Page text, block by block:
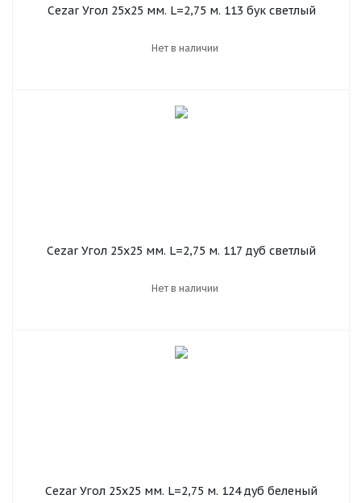
Cezar Угол 25х25 мм. L=2,75 м. 113 бук светлый
Нет в наличии
Cezar Угол 25х25 мм. L=2,75 м. 117 дуб светлый
Нет в наличии
Cezar Угол 25х25 мм. L=2,75 м. 124 дуб беленый